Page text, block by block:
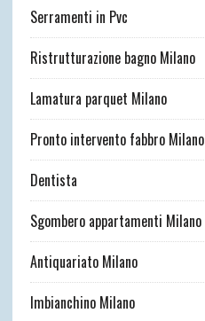
Serramenti in Pvc
Ristrutturazione bagno Milano
Lamatura parquet Milano
Pronto intervento fabbro Milano
Dentista
Sgombero appartamenti Milano
Antiquariato Milano
Imbianchino Milano